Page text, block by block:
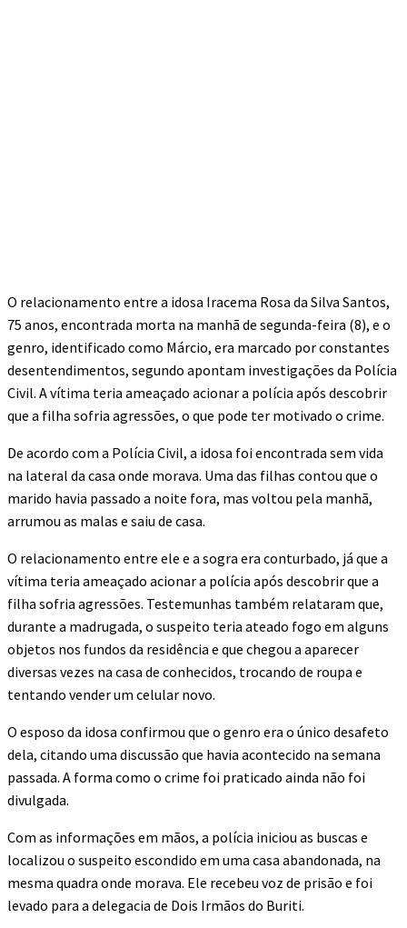
O relacionamento entre a idosa Iracema Rosa da Silva Santos,
75 anos, encontrada morta na manhã de segunda-feira (8), e o
genro, identificado como Márcio, era marcado por constantes
desentendimentos, segundo apontam investigações da Polícia
Civil. A vítima teria ameaçado acionar a polícia após descobrir
que a filha sofria agressões, o que pode ter motivado o crime.
De acordo com a Polícia Civil, a idosa foi encontrada sem vida
na lateral da casa onde morava. Uma das filhas contou que o
marido havia passado a noite fora, mas voltou pela manhã,
arrumou as malas e saiu de casa.
O relacionamento entre ele e a sogra era conturbado, já que a
vítima teria ameaçado acionar a polícia após descobrir que a
filha sofria agressões. Testemunhas também relataram que,
durante a madrugada, o suspeito teria ateado fogo em alguns
objetos nos fundos da residência e que chegou a aparecer
diversas vezes na casa de conhecidos, trocando de roupa e
tentando vender um celular novo.
O esposo da idosa confirmou que o genro era o único desafeto
dela, citando uma discussão que havia acontecido na semana
passada. A forma como o crime foi praticado ainda não foi
divulgada.
Com as informações em mãos, a polícia iniciou as buscas e
localizou o suspeito escondido em uma casa abandonada, na
mesma quadra onde morava. Ele recebeu voz de prisão e foi
levado para a delegacia de Dois Irmãos do Buriti.